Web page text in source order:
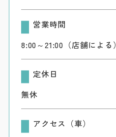
営業時間
8:00～21:00（店舗による）
定休日
無休
アクセス（車）